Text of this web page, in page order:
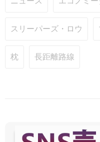
スリーパーズ・ロウ
枕 長距離路線